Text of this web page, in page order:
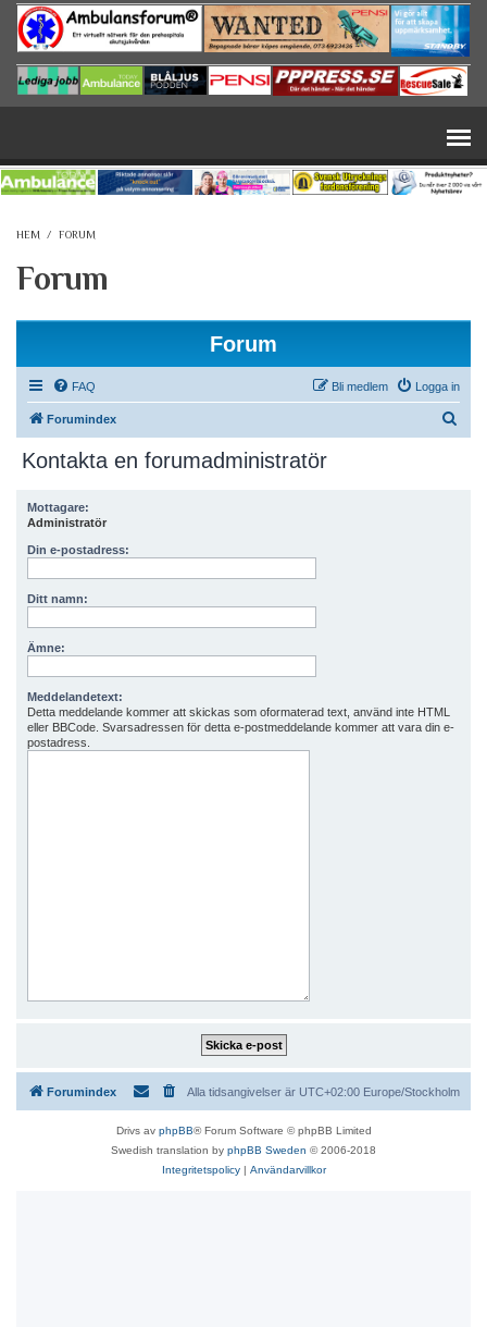
Hoppa till huvudinnehåll
HEM / FORUM
Forum